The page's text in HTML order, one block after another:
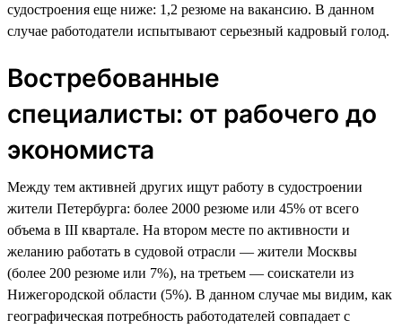
судостроения еще ниже: 1,2 резюме на вакансию. В данном
случае работодатели испытывают серьезный кадровый голод.
Востребованные
специалисты: от рабочего до
экономиста
Между тем активней других ищут работу в судостроении
жители Петербурга: более 2000 резюме или 45% от всего
объема в III квартале. На втором месте по активности и
желанию работать в судовой отрасли — жители Москвы
(более 200 резюме или 7%), на третьем — соискатели из
Нижегородской области (5%). В данном случае мы видим, как
географическая потребность работодателей совпадает с